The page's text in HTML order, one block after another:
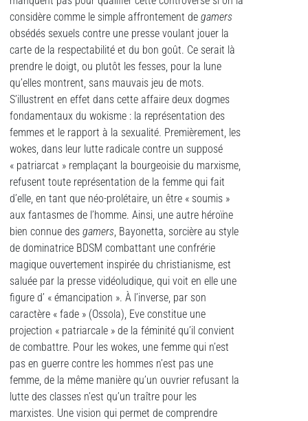
considère comme le simple affrontement de gamers
obsédés sexuels contre une presse voulant jouer la
carte de la respectabilité et du bon goût. Ce serait là
prendre le doigt, ou plutôt les fesses, pour la lune
qu’elles montrent, sans mauvais jeu de mots.
S’illustrent en effet dans cette affaire deux dogmes
fondamentaux du wokisme : la représentation des
femmes et le rapport à la sexualité. Premièrement, les
wokes, dans leur lutte radicale contre un supposé
« patriarcat » remplaçant la bourgeoisie du marxisme,
refusent toute représentation de la femme qui fait
d’elle, en tant que néo-prolétaire, un être « soumis »
aux fantasmes de l’homme. Ainsi, une autre héroïne
bien connue des gamers, Bayonetta, sorcière au style
de dominatrice BDSM combattant une confrérie
magique ouvertement inspirée du christianisme, est
saluée par la presse vidéoludique, qui voit en elle une
figure d’ « émancipation ». À l’inverse, par son
caractère « fade » (Ossola), Eve constitue une
projection « patriarcale » de la féminité qu’il convient
de combattre. Pour les wokes, une femme qui n’est
pas en guerre contre les hommes n’est pas une
femme, de la même manière qu’un ouvrier refusant la
lutte des classes n’est qu’un traître pour les
marxistes. Une vision qui permet de comprendre